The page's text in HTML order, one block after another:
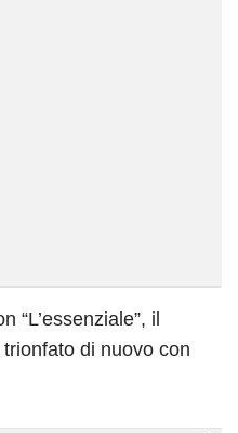
“L’essenziale”, il
di nuovo con